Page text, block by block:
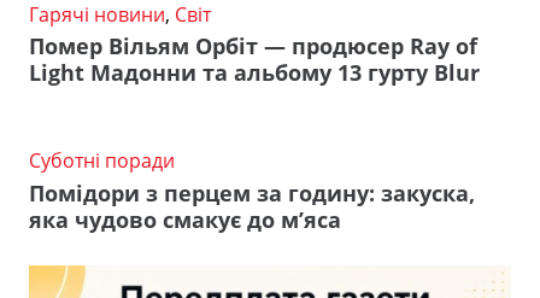
Гарячі новини, Світ
Помер Вільям Орбіт — продюсер Ray of
Light Мадонни та альбому 13 гурту Blur
Суботні поради
Помідори з перцем за годину: закуска,
яка чудово смакує до м’яса